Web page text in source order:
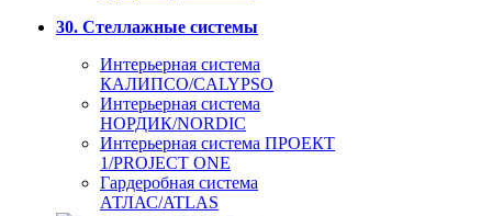
30. Стеллажные системы
Интерьерная система
КАЛИПСО/CALYPSO
Интерьерная система
НОРДИК/NORDIC
Интерьерная система ПРОЕКТ
1/PROJECT ONE
Гардеробная система
АТЛАС/ATLAS